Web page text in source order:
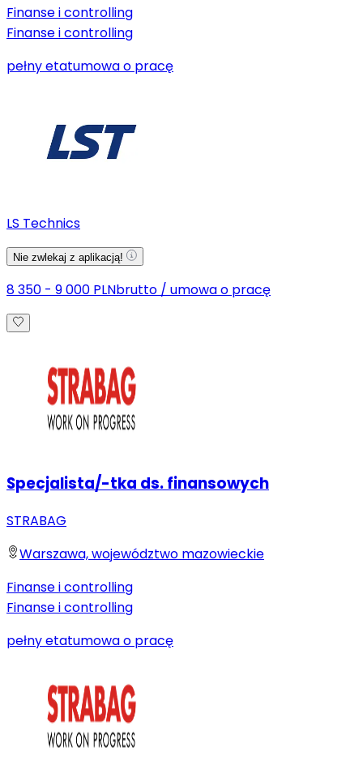
Finanse i controlling
Finanse i controlling
pełny etatumowa o pracę
LS Technics
Nie zwlekaj z aplikacją!
8 350 - 9 000 PLNbrutto / umowa o pracę
Specjalista/-tka ds. finansowych
STRABAG
Warszawa, województwo mazowieckie
Finanse i controlling
Finanse i controlling
pełny etatumowa o pracę